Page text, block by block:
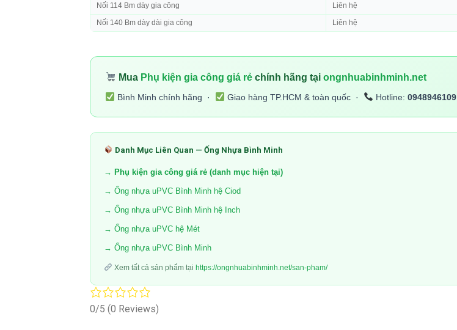
Nối 114 Bm dày gia công Liên hệ
Nối 140 Bm dày dài gia công Liên hệ
Mua Phụ kiện gia công giá rẻ chính hãng tạiongnhuabinhminh.net
Bình Minh chính hãng · Giao hàng TP.HCM & toàn quốc · Hotline: 0948946109
Danh Mục Liên Quan — Ống Nhựa Bình Minh
→ Phụ kiện gia công giá rẻ (danh mục hiện tại)
→ Ống nhựa uPVC Bình Minh hệ Ciod
→ Ống nhựa uPVC Bình Minh hệ Inch
→ Ống nhựa uPVC hệ Mét
→ Ống nhựa uPVC Bình Minh
Xem tất cả sản phẩm tại https://ongnhuabinhminh.net/san-pham/
0/5 (0 Reviews)